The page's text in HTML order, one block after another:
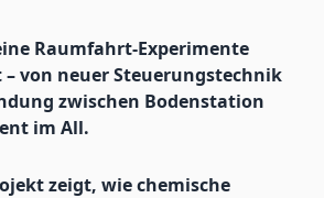
Raumfahrt-Experimente
von neuer Steuerungstechnik
zwischen Bodenstation
im All.
zeigt, wie chemische